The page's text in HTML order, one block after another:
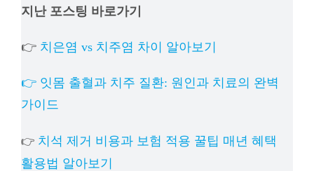
지난 포스팅 바로가기
👉 치은염 vs 치주염 차이 알아보기
👉 잇몸 출혈과 치주 질환: 원인과 치료의 완벽
가이드
👉 치석 제거 비용과 보험 적용 꿀팁 매년 혜택
활용법 알아보기